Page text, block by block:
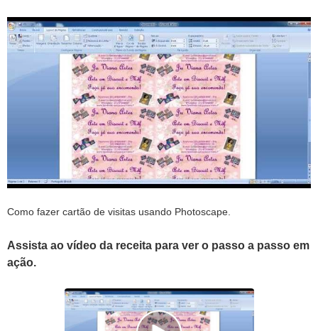
Como fazer cartão de visitas usando Photoscape.
Assista ao vídeo da receita para ver o passo a passo em
ação.